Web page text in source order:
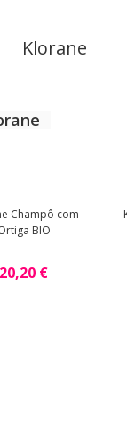
Klorane
Champô com
BIO
20,20 €